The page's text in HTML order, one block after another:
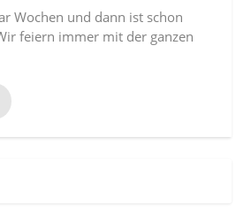
Wochen und dann ist schon
feiern immer mit der ganzen